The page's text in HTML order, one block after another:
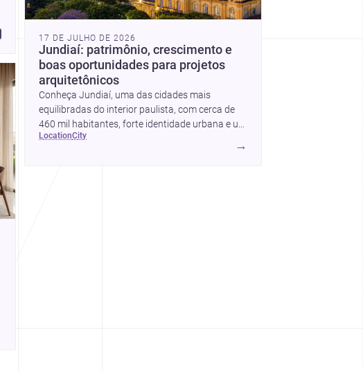
17 DE JULHO DE 2026
Jundiaí: patrimônio, crescimento e
boas oportunidades para projetos
arquitetônicos
Conheça Jundiaí, uma das cidades mais
equilibradas do interior paulista, com cerca de
460 mil habitantes, forte identidade urbana e um
mercado promissor para obras, reformas e
location city
→